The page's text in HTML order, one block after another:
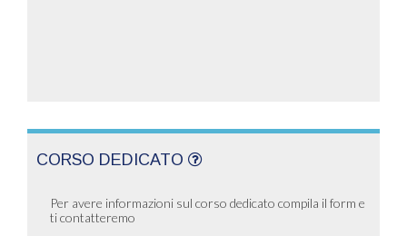
CORSO DEDICATO
Per avere informazioni sul corso dedicato compila il form e
ti contatteremo